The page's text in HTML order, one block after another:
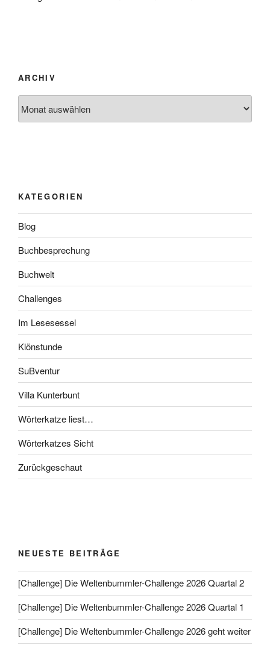
ARCHIV
KATEGORIEN
Blog
Buchbesprechung
Buchwelt
Challenges
Im Lesesessel
Klönstunde
SuBventur
Villa Kunterbunt
Wörterkatze liest…
Wörterkatzes Sicht
Zurückgeschaut
NEUESTE BEITRÄGE
[Challenge] Die Weltenbummler-Challenge 2026 Quartal 2
[Challenge] Die Weltenbummler-Challenge 2026 Quartal 1
[Challenge] Die Weltenbummler-Challenge 2026 geht weiter